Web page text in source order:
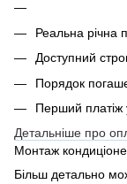
Реальна річна
Доступний
Порядок
Перший
Детальніше про
Монтаж
Більш детально